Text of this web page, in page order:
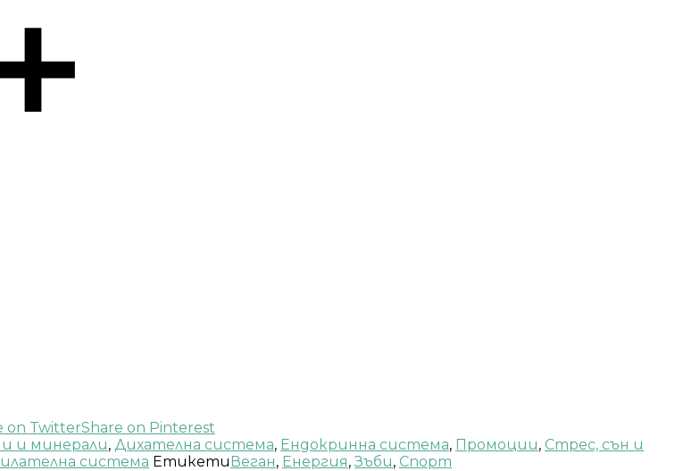
on TwitterShare on Pinterest
и минерали, Дихателна система, Ендокринна система, Промоции, Стрес, сън и
система ЕтикетиВеган, Енергия,Зъби, Спорт